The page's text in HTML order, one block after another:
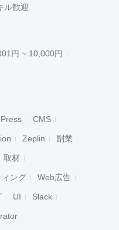
ル歓迎
円 ~ 10,000円
CMS
Zeplin 副業
取材
ング Web広告
UI Slack